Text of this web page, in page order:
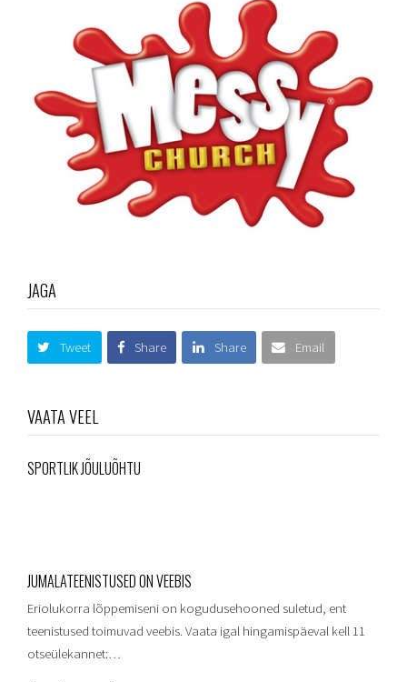
JAGA
Tweet Share Share Email
VAATA VEEL
SPORTLIK JÕULUÕHTU
JUMALATEENISTUSED ON VEEBIS
Eriolukorra lõppemiseni on kogudusehooned suletud, ent
teenistused toimuvad veebis. Vaata igal hingamispäeval kell 11
otseülekannet:…